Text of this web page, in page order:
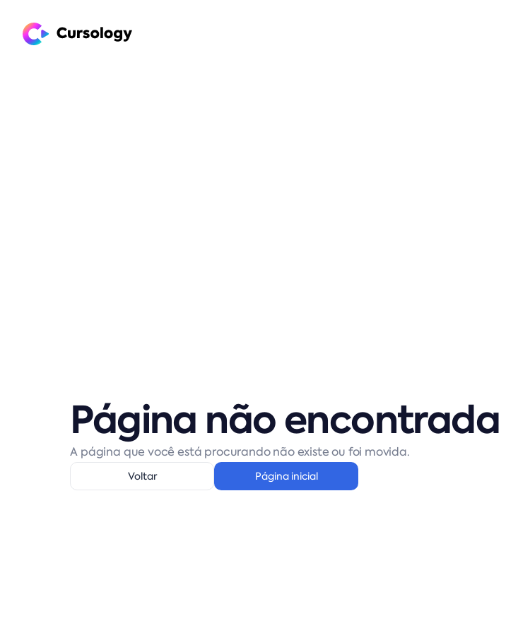
Página não encontrada
A página que você está procurando não existe ou foi movida.
Voltar Página inicial